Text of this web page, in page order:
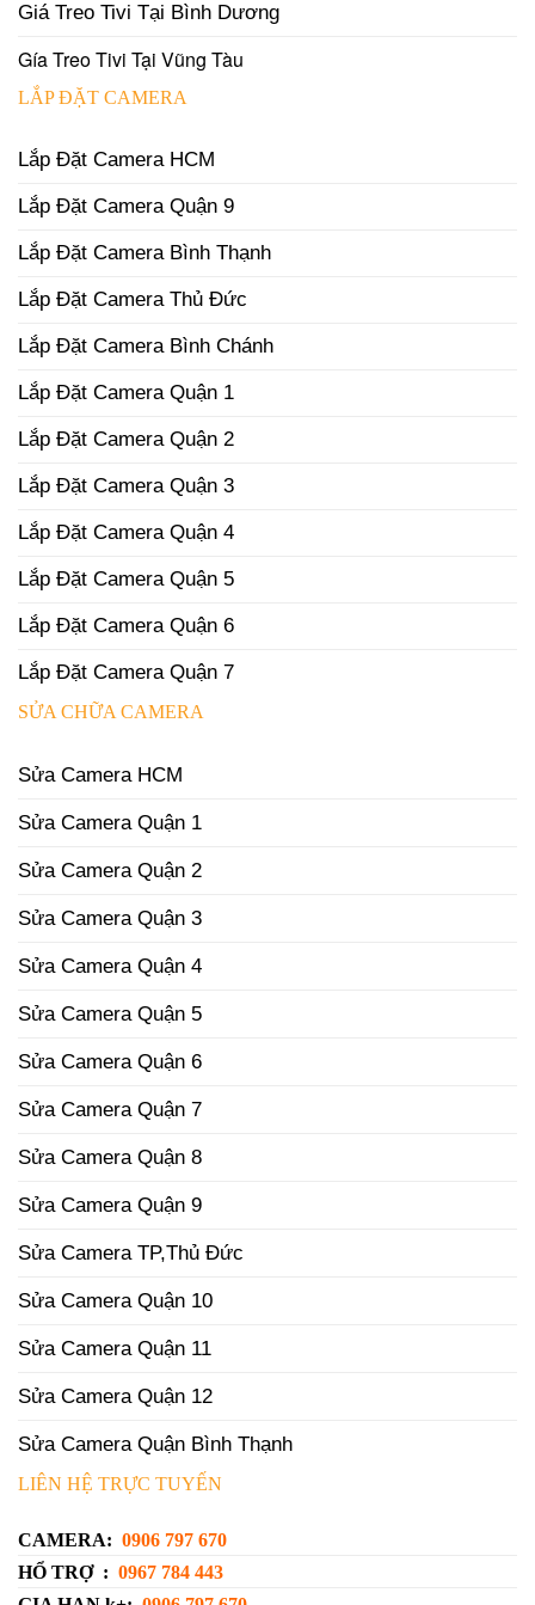
Giá Treo Tivi Tại Bình Dương
Gía Treo Tivi Tại Vũng Tàu
LẮP ĐẶT CAMERA
Lắp Đặt Camera HCM
Lắp Đặt Camera Quận 9
Lắp Đặt Camera Bình Thạnh
Lắp Đặt Camera Thủ Đức
Lắp Đặt Camera Bình Chánh
Lắp Đặt Camera Quận 1
Lắp Đặt Camera Quận 2
Lắp Đặt Camera Quận 3
Lắp Đặt Camera Quận 4
Lắp Đặt Camera Quận 5
Lắp Đặt Camera Quận 6
Lắp Đặt Camera Quận 7
SỬA CHỮA CAMERA
Sửa Camera HCM
Sửa Camera Quận 1
Sửa Camera Quận 2
Sửa Camera Quận 3
Sửa Camera Quận 4
Sửa Camera Quận 5
Sửa Camera Quận 6
Sửa Camera Quận 7
Sửa Camera Quận 8
Sửa Camera Quận 9
Sửa Camera TP,Thủ Đức
Sửa Camera Quận 10
Sửa Camera Quận 11
Sửa Camera Quận 12
Sửa Camera Quận Bình Thạnh
LIÊN HỆ TRỰC TUYẾN
CAMERA: 0906 797 670
HỔ TRỢ : 0967 784 443